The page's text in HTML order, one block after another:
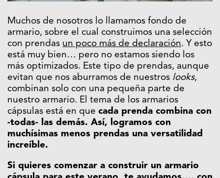
Muchos de nosotros lo llamamos fondo de
armario, sobre el cual construimos una selección
con prendas un poco más de declaración. Y esto
está muy bien… pero no estamos siendo los
más optimizados. Este tipo de prendas, aunque
evitan que nos aburramos de nuestros looks,
combinan solo con una pequeña parte de
nuestro armario. El tema de los armarios
cápsulas está en que cada prenda combina con
-todas- las demás. Así, logramos con
muchísimas menos prendas una versatilidad
increíble.
Si quieres comenzar a construir un armario